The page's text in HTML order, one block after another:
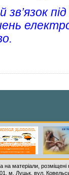
зв’язок
на матеріали,
м. Луцьк, вул.